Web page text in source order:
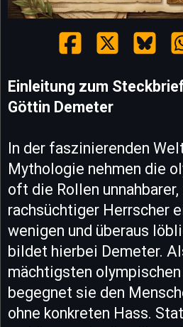
Einleitung zum
Göttin Demeter
In der faszinierenden
Mythologie nehmen die
oft die Rollen
rachsüchtiger Herrscher
wenigen und überaus
bildet hierbei Demeter.
mächtigsten
begegnet sie den
ohne konkreten Hass.